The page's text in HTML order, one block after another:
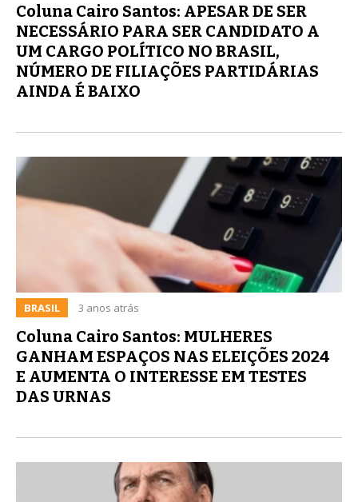
Coluna Cairo Santos: APESAR DE SER
NECESSÁRIO PARA SER CANDIDATO A
UM CARGO POLÍTICO NO BRASIL,
NÚMERO DE FILIAÇÕES PARTIDÁRIAS
AINDA É BAIXO
BRASIL 3 anos atrás
Coluna Cairo Santos: MULHERES
GANHAM ESPAÇOS NAS ELEIÇÕES 2024
E AUMENTA O INTERESSE EM TESTES
DAS URNAS